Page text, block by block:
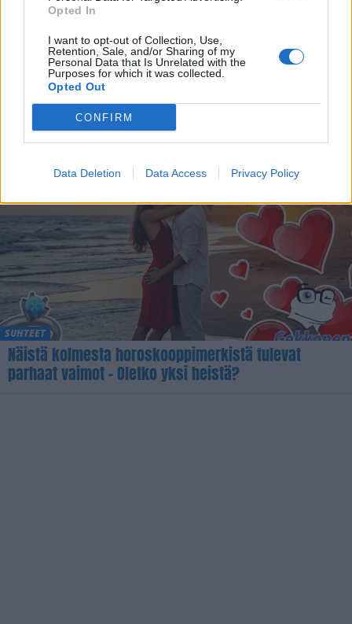
Opted In
I want to opt-out of Collection, Use,
Retention, Sale, and/or Sharing of my
Personal Data that Is Unrelated with the
Purposes for which it was collected.
Opted Out
CONFIRM
Data Deletion Data Access Privacy Policy
Kaunis brassinainen saa miehet sekoamaan –
SUHTEET
Näistä kolmesta horoskooppimerkistä tulevat
parhaat vaimot – Oletko yksi heistä?